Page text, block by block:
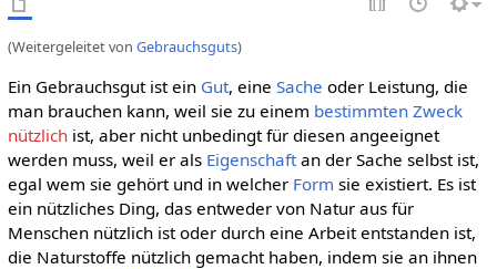
(Weitergeleitet von Gebrauchsguts)
Ein Gebrauchsgut ist ein Gut, eine Sache oder Leistung, die
man brauchen kann, weil sie zu einem bestimmten Zweck
nützlichist, aber nicht unbedingt für diesen angeeignet
werden muss, weil er als Eigenschaftan der Sache selbst ist,
egal wem sie gehört und in welcher Form sie existiert. Es ist
ein nützliches Ding, das entweder von Natur aus für
Menschen nützlich ist oder durch eine Arbeit entstanden ist,
die Naturstoffe nützlich gemacht haben, indem sie an ihnen